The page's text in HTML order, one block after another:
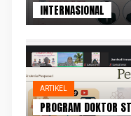
INTERNASIONAL
ARTIKEL
PROGRAM DOKTOR